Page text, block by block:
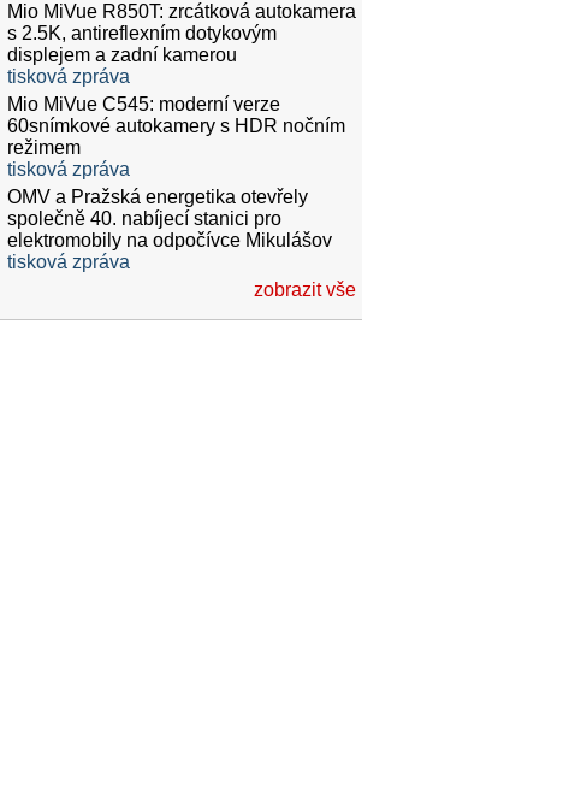
Mio MiVue R850T: zrcátková autokamera
s 2.5K, antireflexním dotykovým
displejem a zadní kamerou
tisková zpráva
Mio MiVue C545: moderní verze
60snímkové autokamery s HDR nočním
režimem
tisková zpráva
OMV a Pražská energetika otevřely
společně 40. nabíjecí stanici pro
elektromobily na odpočívce Mikulášov
tisková zpráva
zobrazit vše